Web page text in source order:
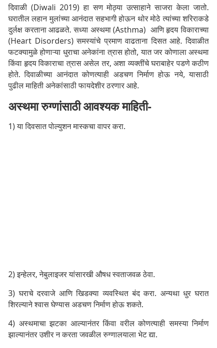
दिवाळी (Diwali 2019) हा सण मोठ्या उत्साहाने साजरा केला जातो.
घरातील लहान मुलांच्या आनंदात सहभागी होऊन थोर मोठे त्यांच्या शरिराकडे
दुर्लक्ष करताना आढळते. सध्या अस्थमा (Asthma) आणि हृदय विकाराच्या
(Heart Disorders) समस्यांचे प्रमाण वाढताना दिसत आहे. दिवाळीत
फटक्यामुळे होणाऱ्या धुराचा अनेकांना त्रास होतो, यात जर कोणाला अस्थमा
किंवा हृदय विकाराचा त्रास असेल तर, अशा व्यक्तींचे घराबाहेर पडणे कठीण
होते. दिवाळीच्या आनंदात कोणत्याही अडचण निर्माण होऊ नये, यासाठी
पुढील माहिती अनेकांसाठी फायदेशीर ठरणार आहे.
अस्थमा रुग्णांसाठी आवश्यक माहिती-
1) या दिवसात पोल्युशन मास्कचा वापर करा.
2) इन्हेलर, नेबुलाइजर यांसारखी औषध स्वताजवळ ठेवा.
3) घराचे दरवाजे आणि खिडक्या व्यवस्थित बंद करा. अन्यथा धुर घरात
शिरल्याने श्वास घेण्यास अडचण निर्माण होऊ शकते.
4) अस्थमाचा झटका आल्यानंतर किंवा वरील कोणत्याही समस्या निर्माण
झाल्यानंतर उशीर न करता जवळील रुग्णालयाला भेट द्या.